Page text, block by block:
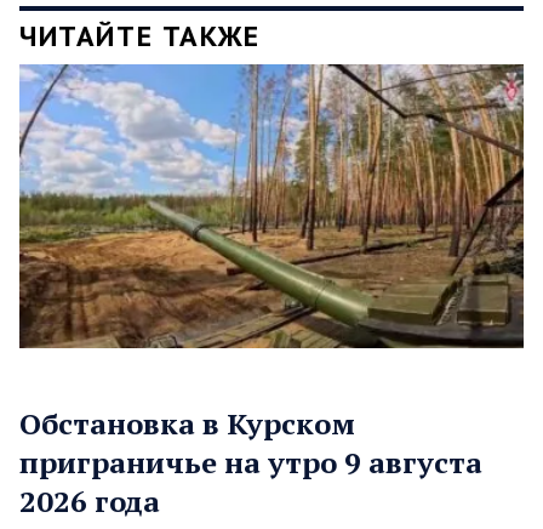
ЧИТАЙТЕ ТАКЖЕ
Обстановка в Курском
приграничье на утро 9 августа
2026 года